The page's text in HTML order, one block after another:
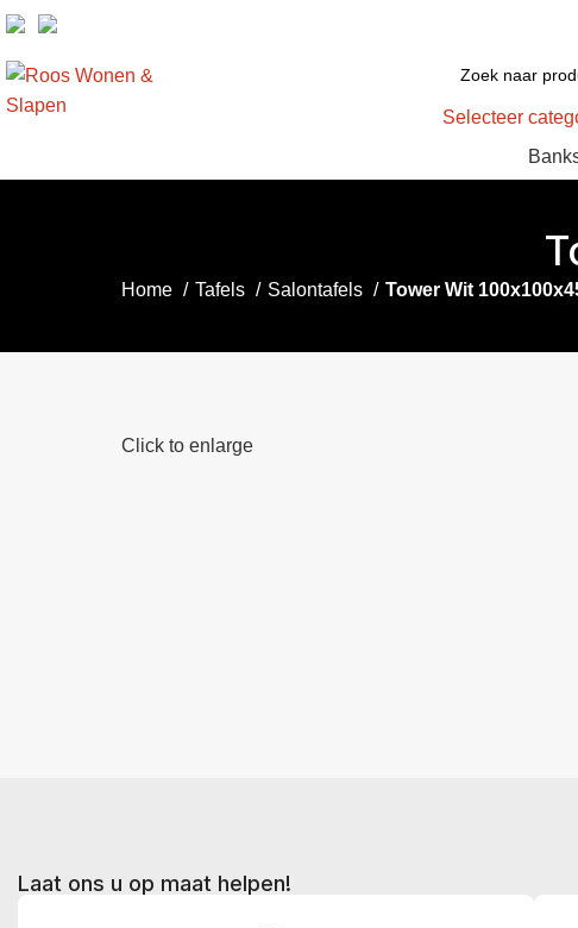
Selecteer
Home Tafels Salontafels Tower Wit
Click to enlarge
Laat ons u op maat helpen!